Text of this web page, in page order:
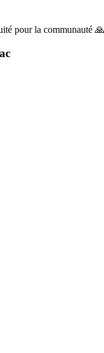
pour la communauté 🙏